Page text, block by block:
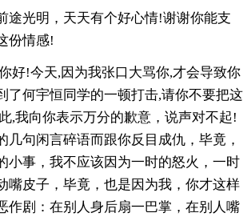
途光明，天天有个好心情!谢谢你能支
份情感!
好!今天,因为我张口大骂你,才会导致你
了何宇恒同学的一顿打击,请你不要把这
,我向你表示万分的歉意，说声对不起!
几句闲言碎语而跟你反目成仇，毕竟，
小事，我不应该因为一时的怒火，一时
嘴皮子，毕竟，也是因为我，你才这样
作剧：在别人身后扇一巴掌，在别人嘴